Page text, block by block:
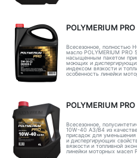
POLYMERIUM
Всесезонное, полностью
масло POLYMERIUM PRO
насыщенным пакетом
моющих и
индексом вязкости и
особенность линейки
POLYMERIUM
Всесезонное,
10W-40 A3/B4 из
присадок для
и диспергирующих
вязкости и топливной
линейки моторных масел